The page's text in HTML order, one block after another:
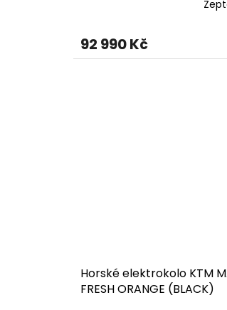
92 990 Kč
Horské elektrokolo KTM
FRESH ORANGE (BLACK)